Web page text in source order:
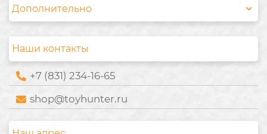
Дополнительно
Наши контакты
+7 (831) 234-16-65
shop@toyhunter.ru